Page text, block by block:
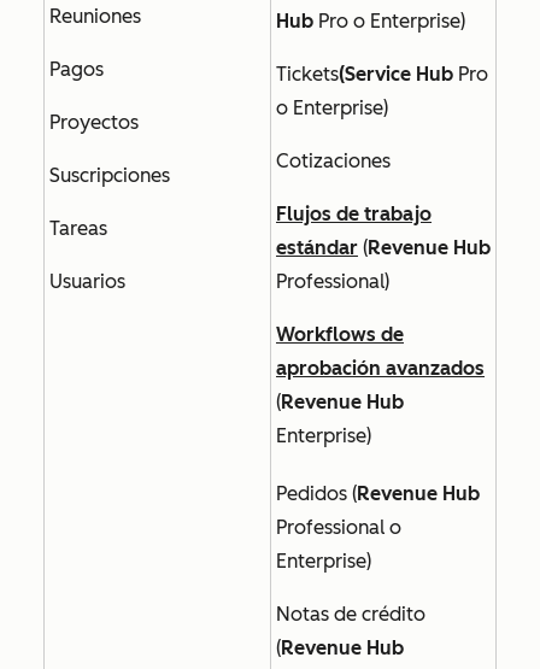
Reuniones
Pagos
Proyectos
Suscripciones
Tareas
Usuarios
Hub Pro o Enterprise)
Tickets(Service Hub Pro
o Enterprise)
Cotizaciones
Flujos de trabajo
estándar (Revenue Hub
Professional)
Workflows de
aprobación avanzados
(Revenue Hub
Enterprise)
Pedidos (Revenue Hub
Professional o
Enterprise)
Notas de crédito
(Revenue Hub